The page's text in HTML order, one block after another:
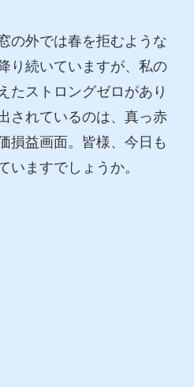
の外では春を拒むような
り続いていますが、私の
たストロングゼロがあり
されているのは、真っ赤
損益画面。皆様、今日も
いますでしょうか。